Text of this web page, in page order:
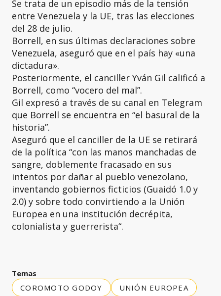
Se trata de un episodio más de la tensión
entre Venezuela y la UE, tras las elecciones
del 28 de julio.
Borrell, en sus últimas declaraciones sobre
Venezuela, aseguró que en el país hay «una
dictadura».
Posteriormente, el canciller Yván Gil calificó a
Borrell, como “vocero del mal”.
Gil expresó a través de su canal en Telegram
que Borrell se encuentra en “el basural de la
historia”.
Aseguró que el canciller de la UE se retirará
de la política “con las manos manchadas de
sangre, doblemente fracasado en sus
intentos por dañar al pueblo venezolano,
inventando gobiernos ficticios (Guaidó 1.0 y
2.0) y sobre todo convirtiendo a la Unión
Europea en una institución decrépita,
colonialista y guerrerista“.
Temas
COROMOTO GODOY
UNIÓN EUROPEA